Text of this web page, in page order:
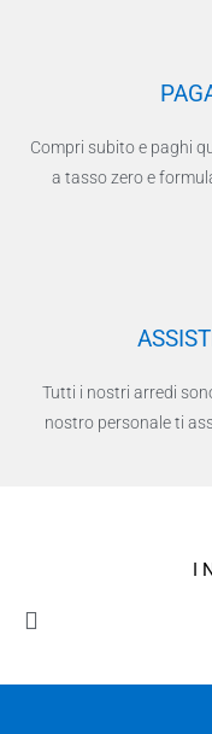
Compri subito e paghi
a tasso zero e
Tutti i nostri arredi
nostro personale ti
I